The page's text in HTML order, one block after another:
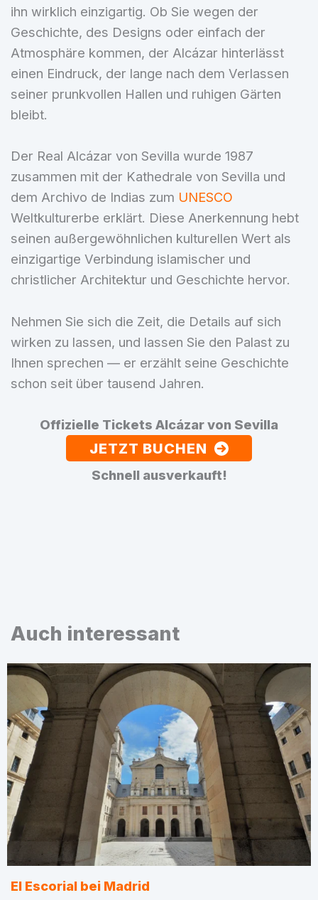
ihn wirklich einzigartig. Ob Sie wegen der
Geschichte, des Designs oder einfach der
Atmosphäre kommen, der Alcázar hinterlässt
einen Eindruck, der lange nach dem Verlassen
seiner prunkvollen Hallen und ruhigen Gärten
bleibt.
Der Real Alcázar von Sevilla wurde 1987
zusammen mit der Kathedrale von Sevilla und
dem Archivo de Indias zum UNESCO
Weltkulturerbe erklärt. Diese Anerkennung hebt
seinen außergewöhnlichen kulturellen Wert als
einzigartige Verbindung islamischer und
christlicher Architektur und Geschichte hervor.
Nehmen Sie sich die Zeit, die Details auf sich
wirken zu lassen, und lassen Sie den Palast zu
Ihnen sprechen — er erzählt seine Geschichte
schon seit über tausend Jahren.
Offizielle Tickets Alcázar von Sevilla
JETZT BUCHEN
Schnell ausverkauft!
Auch interessant
El Escorial bei Madrid